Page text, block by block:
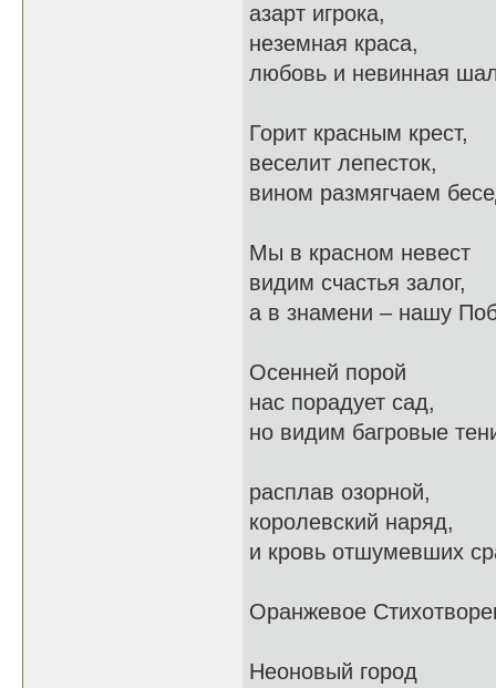
азарт игрока,
неземная краса,
любовь и невинная
Горит красным крест,
веселит лепесток,
вином размягчаем
Мы в красном невест
видим счастья залог,
а в знамени – нашу
Осенней порой
нас порадует сад,
но видим багровые
расплав озорной,
королевский наряд,
и кровь отшумевших
Оранжевое
Неоновый город